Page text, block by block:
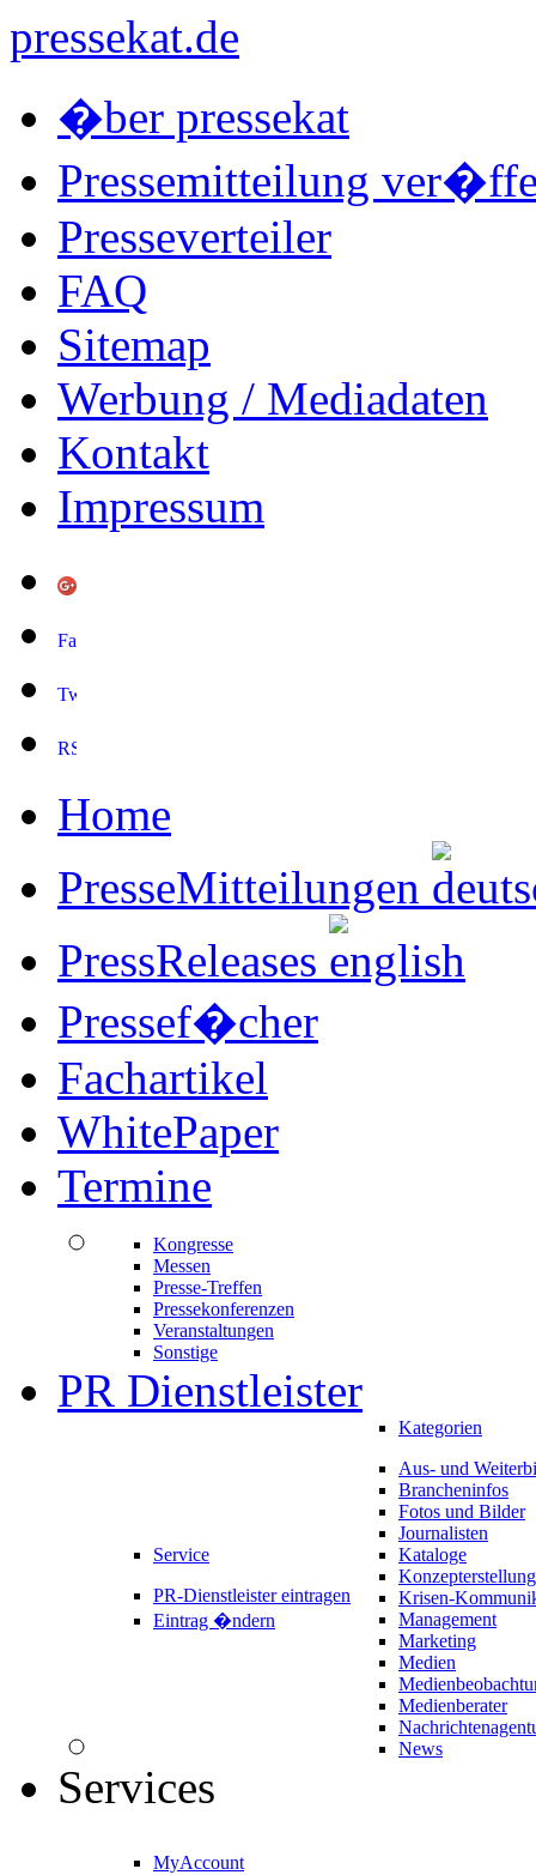
pressekat.de
�ber pressekat
Pressemitteilung
Presseverteiler
FAQ
Sitemap
Werbung / Mediadaten
Kontakt
Impressum
Home
PresseMitteilungen
PressReleases
Pressef�cher
Fachartikel
WhitePaper
Termine
Kongresse
Messen
Presse-Treffen
Pressekonferenzen
Veranstaltungen
Sonstige
PR Dienstleister
Service
PR-Dienstleister eintragen
Eintrag �ndern
Kategorien
Aus- und
Brancheninfos
Fotos und Bilder
Journalisten
Kataloge
Konzepterstellung
Krisen-
Management
Marketing
Medien
Medienberater
News
Services
MyAccount